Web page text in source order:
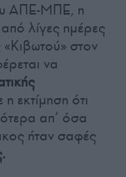
ΑΠΕ-ΜΠΕ, η
λίγες ημέρες
στον
να
εκτίμηση ότι
απ’ όσα
ήταν σαφές